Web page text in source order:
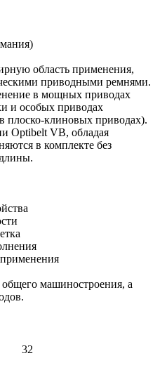
область применения,
приводными ремнями.
в мощных приводах
и особых приводах
плоско-клиновых приводах).
Optibelt VB, обладая
в комплекте без
машиностроения, а
32